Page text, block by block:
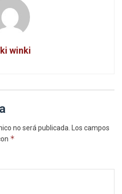
winki
no será publicada.
Los campos
*